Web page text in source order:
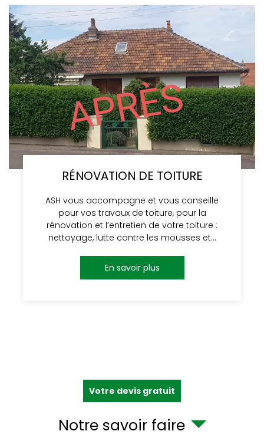
RÉNOVATION DE TOITURE
ASH vous accompagne et vous conseille
pour vos travaux de toiture, pour la
rénovation et l’entretien de votre toiture :
nettoyage, lutte contre les mousses et…
En savoir plus
Votre devis gratuit
Notre savoir faire